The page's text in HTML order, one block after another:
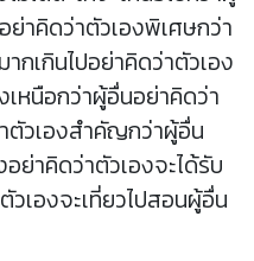
าคิดว่าตัวเองพิเศษกว่า
กเกินไปอย่าคิดว่าตัวเอง
หนือกว่าผู้อื่นอย่าคิดว่า
ตัวเองสำคัญกว่าผู้อื่น
ย่าคิดว่าตัวเองจะได้รับ
เองจะเที่ยวไปสอนผู้อื่น